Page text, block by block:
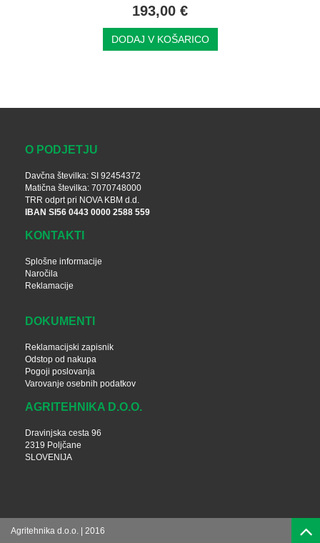
193,00 €
DODAJ V KOŠARICO
O PODJETJU
Davčna številka: SI 92454372
Matična številka: 7070748000
TRR odprt pri NOVA KBM d.d.
IBAN SI56 0443 0000 2588 559
KONTAKTI
Splošne informacije
Naročila
Reklamacije
DOKUMENTI
Reklamacijski zapisnik
Odstop od nakupa
Pogoji poslovanja
Varovanje osebnih podatkov
AGRITEHNIKA D.O.O.
Dravinjska cesta 96
2319 Poljčane
SLOVENIJA
Agritehnika d.o.o. | 2016